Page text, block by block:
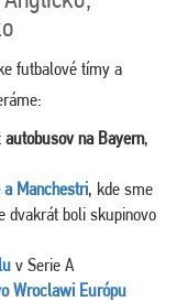
futbalové tímy a
autobusov na Bayern,
Manchestri, kde sme
dvakrát boli skupinovo
v Serie A
Wroclawi Európu